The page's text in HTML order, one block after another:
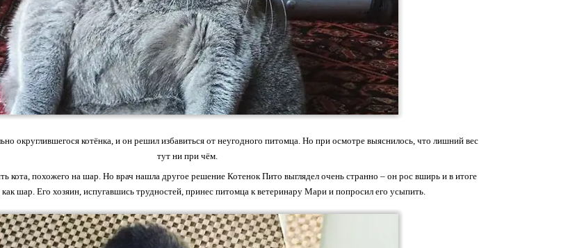
округлившегося котёнка, и он решил избавиться от неугодного питомца. Но при осмотре выяснилось, что лишний вес
тут ни при чём.
кота, похожего на шар. Но врач нашла другое решение Котенок Пито выглядел очень странно – он рос вширь и в итоге
как шар. Его хозяин, испугавшись трудностей, принес питомца к ветеринару Мари и попросил его усыпить.